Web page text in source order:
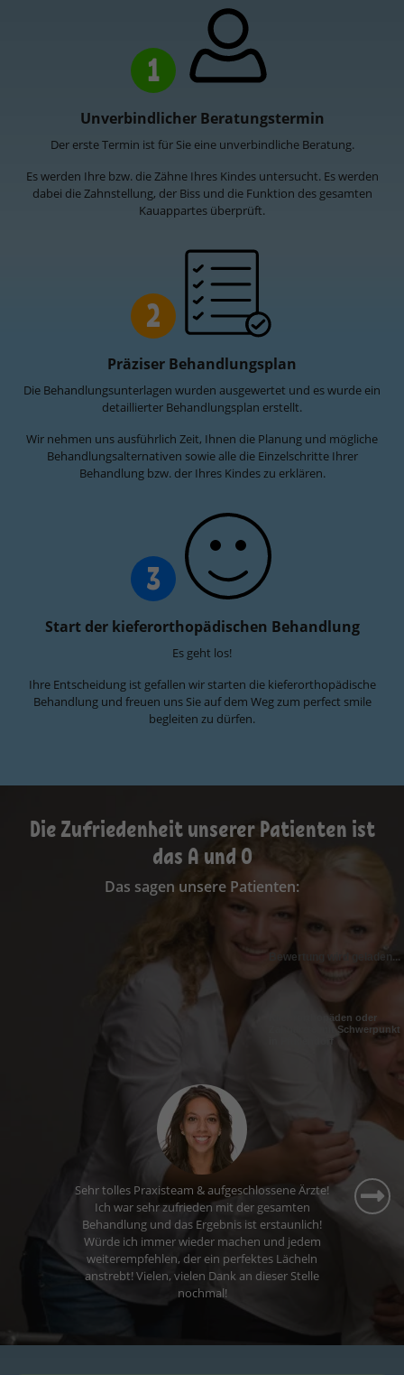
1
Unverbindlicher Beratungstermin
Der erste Termin ist für Sie eine unverbindliche Beratung.
Es werden Ihre bzw. die Zähne Ihres Kindes untersucht. Es werden
dabei die Zahnstellung, der Biss und die Funktion des gesamten
Kauappartes überprüft.
2
Präziser Behandlungsplan
Die Behandlungsunterlagen wurden ausgewertet und es wurde ein
detaillierter Behandlungsplan erstellt.
Wir nehmen uns ausführlich Zeit, Ihnen die Planung und mögliche
Behandlungsalternativen sowie alle die Einzelschritte Ihrer
Behandlung bzw. der Ihres Kindes zu erklären.
3
Start der kieferorthopädischen Behandlung
Es geht los!
Ihre Entscheidung ist gefallen wir starten die kieferorthopädische
Behandlung und freuen uns Sie auf dem Weg zum perfect smile
begleiten zu dürfen.
Die Zufriedenheit unserer Patienten ist
das A und O
Das sagen unsere Patienten:
Bewertung wird geladen...
Kieferorthopäden oder
Zahnärzte mit Schwerpunkt
in Pfullendorf
Ich fühle mich hier sehr gut aufgehoben. Die
Wartezeiten sind kurz, das Personal ist nett und
ich komme gerne zu meinem Termin.